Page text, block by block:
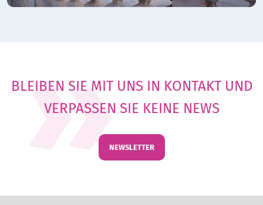
BLEIBEN SIE MIT UNS IN KONTAKT UND
VERPASSEN SIE KEINE NEWS
NEWSLETTER